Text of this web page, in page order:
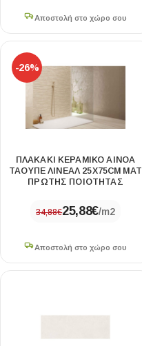
Αποστολή στο χώρο σου
-26%
ΠΛΑΚΑΚΙ ΚΕΡΑΜΙΚΟ ΑΙΝΟΑ
ΤΑΟΥΠΕ ΛΙΝΕΑΛ 25X75CM ΜΑΤ
ΠΡΩΤΗΣ ΠΟΙΟΤΗΤΑΣ
34,88€25,88€/m2
Αποστολή στο χώρο σου